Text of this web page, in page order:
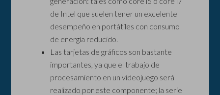
de Intel que suelen tener un excelente
desempeño en portátiles con consumo
de energía reducido.
Las tarjetas de gráficos son bastante
importantes, ya que el trabajo de
procesamiento en un videojuego será
realizado por este componente; la serie